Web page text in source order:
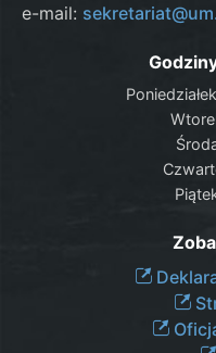
e-mail:
Poniedziałek